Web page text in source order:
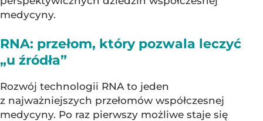
medycyny.
RNA: przełom, który pozwala leczyć
„u źródła”
Rozwój technologii RNA to jeden
z najważniejszych przełomów współczesnej
medycyny. Po raz pierwszy możliwe staje się